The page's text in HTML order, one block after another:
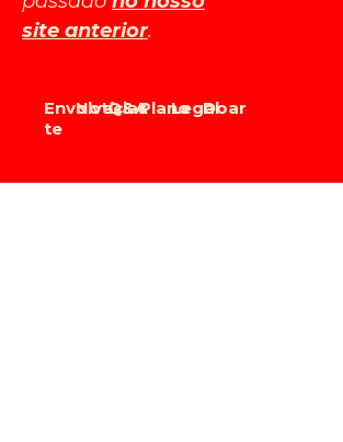
site anterior.
Envolve-
te
Notícias
Q&APlanoLegalDoar